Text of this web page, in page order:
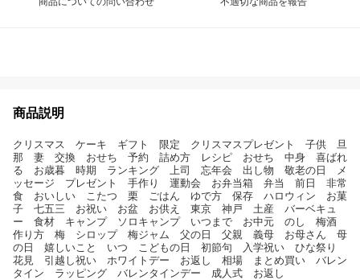
商品説明
クリスマス ケーキ ギフト 限定 クリスマスプレゼント 子供 旦
那 妻 交換 おせち 予約 詰め方 レシピ おせち 中身 喜ばれ
る お歳暮 時期 ランキング 上司 忘年会 出し物 敬老の日 メ
ッセージ プレゼント 手作り 運動会 お弁当箱 弁当 前日 非常
食 おいしい こたつ 栗 ごはん ゆで方 保存 ハロウィン お菓
子 七五三 お祝い お盆 お供え 東京 神戸 土産 バーベキュ
ー 食材 キャンプ ソロキャンプ いつまで お中元 のし 梅酒
作り方 梅 シロップ 梅ジャム 父の日 父親 義母 お母さん 母
の日 嬉しいこと いつ こどもの日 初節句 入学祝い ひな祭り
花見 引越し祝い ホワイトデー お返し 相場 まとめ買い バレン
タイン ラッピング バレンタインデー 成人式 お返し